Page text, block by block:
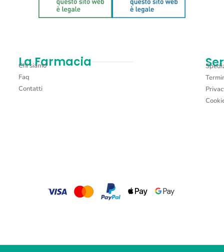
La Farmacia
Chi siamo
Faq
Contatti